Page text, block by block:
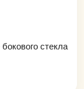
стекла